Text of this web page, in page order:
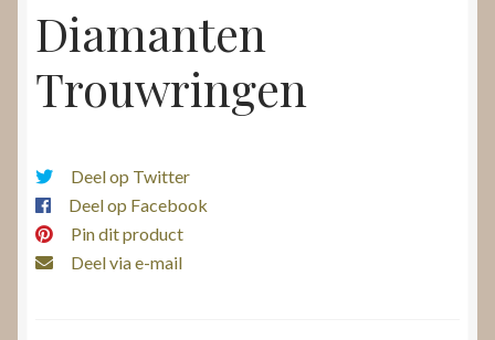
Diamanten
Trouwringen
Deel op Twitter
Deel op Facebook
Pin dit product
Deel via e-mail